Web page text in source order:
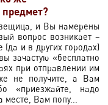
предмет?
и Вы намерены
вопрос возникает –
и в других городах)
зачастую «бесплатно
при отправлении им
не получите, а Вам
«приезжайте, надо
Вам попу...